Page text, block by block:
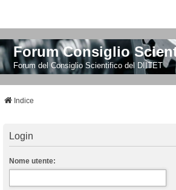
Forum Consiglio
Forum del Consiglio Scientifico del DIITET
Indice
Login
Nome utente: